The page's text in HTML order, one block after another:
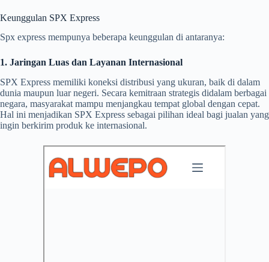
Keunggulan SPX Express
Spx express mempunya beberapa keunggulan di antaranya:
1. Jaringan Luas dan Layanan Internasional
SPX Express memiliki koneksi distribusi yang ukuran, baik di dalam
dunia maupun luar negeri. Secara kemitraan strategis didalam berbagai
negara, masyarakat mampu menjangkau tempat global dengan cepat.
Hal ini menjadikan SPX Express sebagai pilihan ideal bagi jualan yang
ingin berkirim produk ke internasional.